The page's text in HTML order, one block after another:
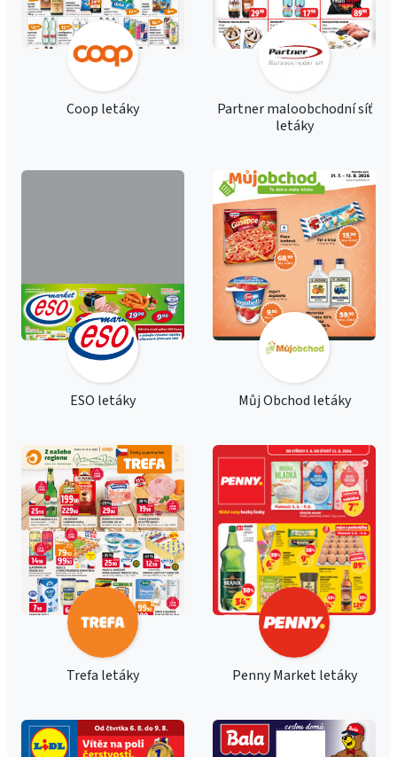
Coop letáky
Partner maloobchodní síť
letáky
ESO letáky Můj Obchod letáky
Trefa letáky Penny Market letáky